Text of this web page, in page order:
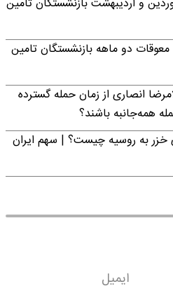
و اردیبهشت بازنشستگان تامین
دو ماهه بازنشستگان تامین
انصاری از زمان حمله گسترده
همه‌جانبه باشند؟
خزر به روسیه چیست؟ | سهم ایران
ایمیل